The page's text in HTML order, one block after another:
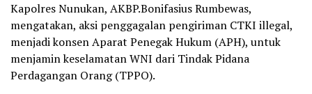
Kapolres Nunukan, AKBP.Bonifasius Rumbewas,
mengatakan, aksi penggagalan pengiriman CTKI illegal,
menjadi konsen Aparat Penegak Hukum (APH), untuk
menjamin keselamatan WNI dari Tindak Pidana
Perdagangan Orang (TPPO).